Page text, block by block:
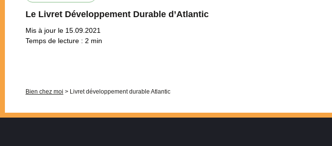
Le Livret Développement Durable d’Atlantic
Mis à jour le 15.09.2021
Temps de lecture : 2 min
Bien chez moi > Livret développement durable Atlantic